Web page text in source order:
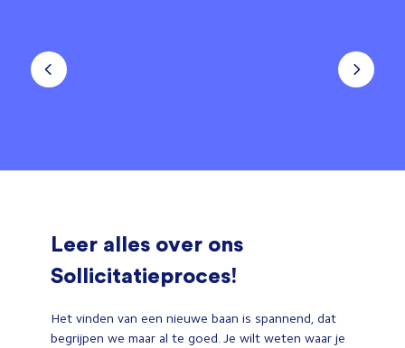
Leer alles over ons
Sollicitatieproces!
Het vinden van een nieuwe baan is spannend, dat
begrijpen we maar al te goed. Je wilt weten waar je